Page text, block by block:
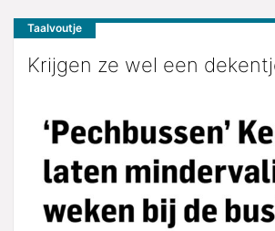
Taalvoutje
Krijgen ze wel een